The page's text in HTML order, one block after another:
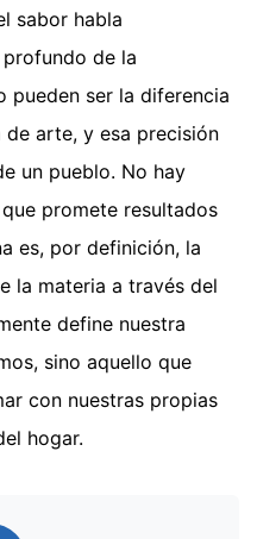
sabor habla
de la
pueden ser la diferencia
arte, y esa precisión
un pueblo. No hay
promete resultados
es, por definición, la
la materia a través del
define nuestra
sino aquello que
con nuestras propias
hogar.